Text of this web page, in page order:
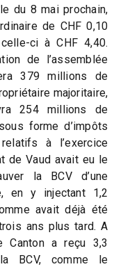
du 8 mai prochain,
de CHF 0,10
ci à CHF 4,40.
de l’assemblée
379 millions de
majoritaire,
254 millions de
forme d’impôts
à l’exercice
de Vaud avait eu le
la BCV d’une
en y injectant 1,2
avait déjà été
ans plus tard. A
Canton a reçu 3,3
BCV, comme le